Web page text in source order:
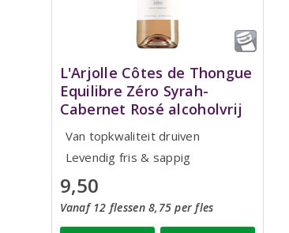
L'Arjolle Côtes de Thongue
Equilibre Zéro Syrah-
Cabernet Rosé alcoholvrij
Van topkwaliteit druiven
Levendig fris & sappig
9,50
Vanaf 12 flessen 8,75 per fles